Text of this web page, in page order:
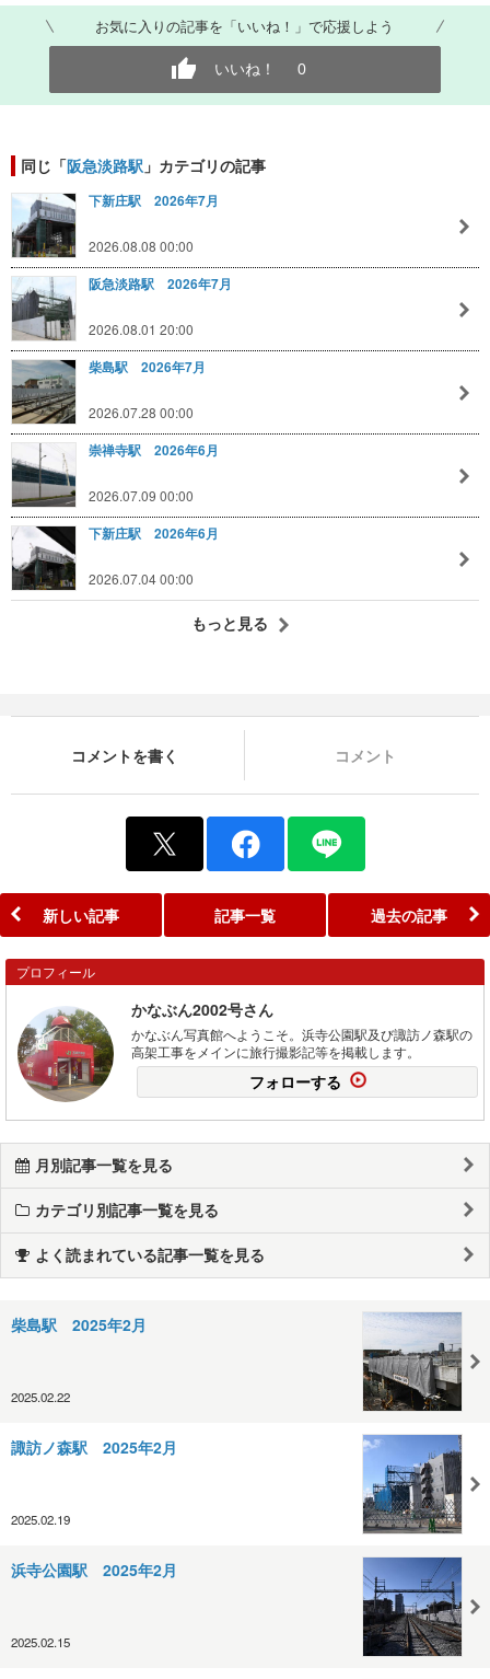
お気に入りの記事を「いいね！」で応援しよう
いいね！ 0
同じ「阪急淡路駅 」カテゴリの記事
下新庄駅 2026年7月
2026.08.08 00:00
阪急淡路駅 2026年7月
2026.08.01 20:00
柴島駅 2026年7月
2026.07.28 00:00
崇禅寺駅 2026年6月
2026.07.09 00:00
下新庄駅 2026年6月
2026.07.04 00:00
もっと見る
コメントを書く コメント
新しい記事 記事一覧 過去の記事
プロフィール
かなぶん2002号さん
かなぶん写真館へようこそ。浜寺公園駅及び諏訪ノ森駅の
高架工事をメインに旅行撮影記等を掲載します。
フォローする
月別記事一覧を見る
カテゴリ別記事一覧を見る
よく読まれている記事一覧を見る
柴島駅 2025年2月
2025.02.22
諏訪ノ森駅 2025年2月
2025.02.19
浜寺公園駅 2025年2月
2025.02.15